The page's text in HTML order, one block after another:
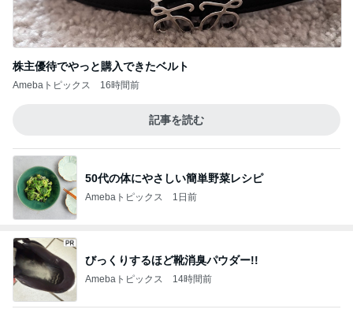
株主優待でやっと購入できたベルト
Amebaトピックス 16時間前
記事を読む
50代の体にやさしい簡単野菜レシピ
Amebaトピックス 1日前
びっくりするほど靴消臭パウダー!!
Amebaトピックス 14時間前